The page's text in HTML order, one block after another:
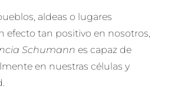
aldeas o lugares
efecto tan positivo en nosotros,
Schumann es capaz de
en nuestras células y